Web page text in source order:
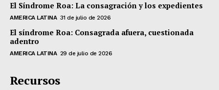
El Síndrome Roa: La consagración y los expedientes
AMERICA LATINA 31 de julio de 2026
El síndrome Roa: Consagrada afuera, cuestionada
adentro
AMERICA LATINA 29 de julio de 2026
Recursos